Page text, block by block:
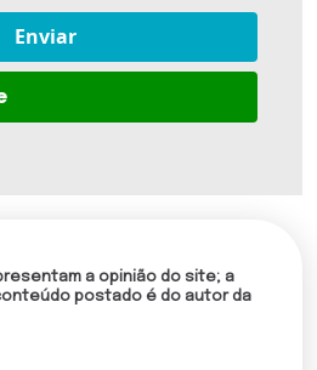
Enviar
a opinião do site; a
postado é do autor da